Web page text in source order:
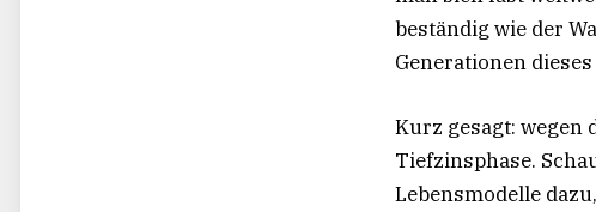
beständig wie der
Generationen
Kurz gesagt: wegen
Tiefzinsphase.
Lebensmodelle